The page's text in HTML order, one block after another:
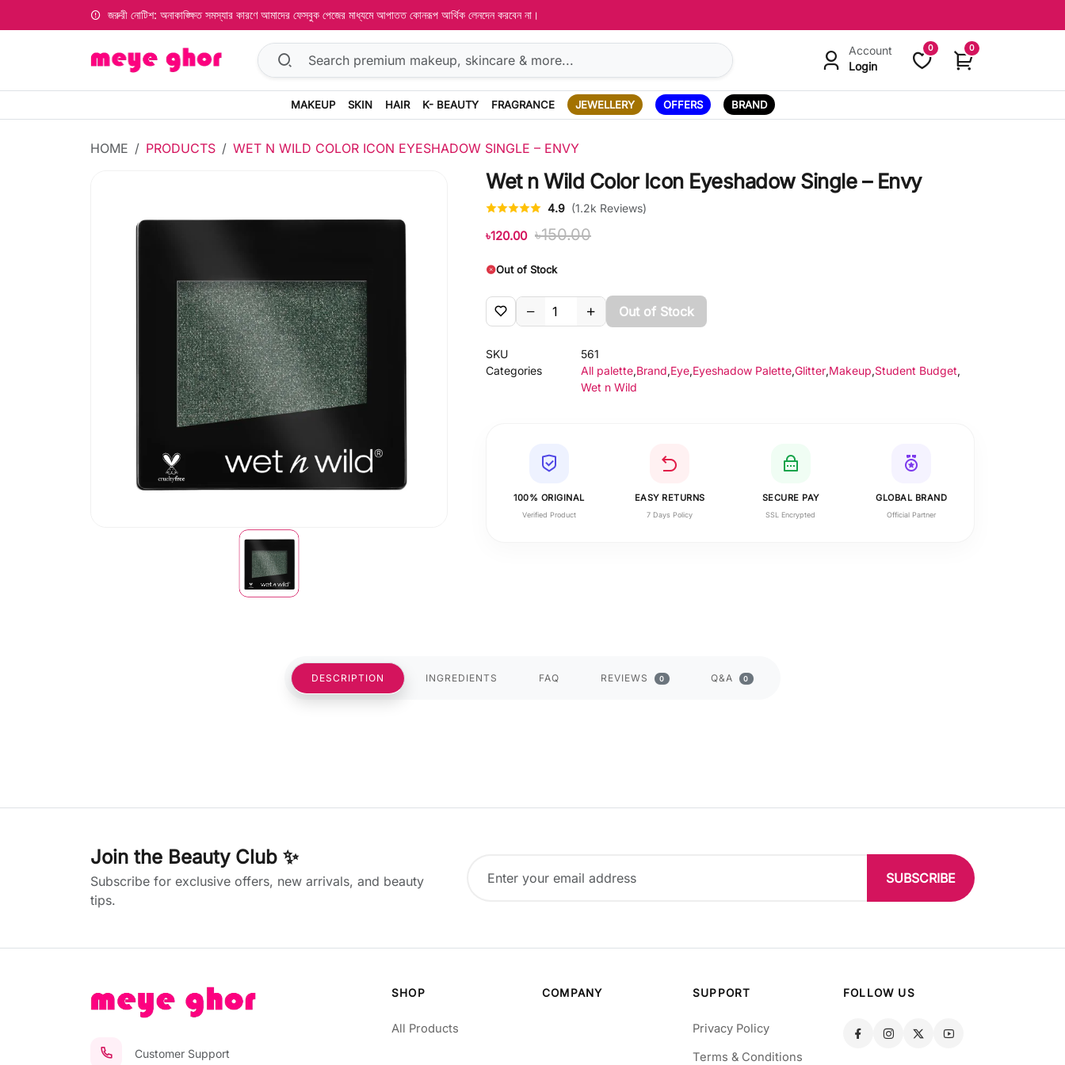
জরুরী নোটিশ: অনাকাঙ্ক্ষিত সমস্যার কারণে আমাদের ফেসবুক পেজের মাধ্যমে আপাতত কোনরূপ আর্থিক লেনদেন করবেন না।
Account
Login
0 0
MAKEUP SKIN HAIR K- BEAUTY FRAGRANCE JEWELLERY OFFERS BRAND
HOME PRODUCTS WET N WILD COLOR ICON EYESHADOW SINGLE – ENVY
Wet n Wild Color Icon Eyeshadow Single – Envy
4.9 (1.2k Reviews)
৳120.00 ৳150.00
Out of Stock
Out of Stock
SKU
561
Categories
All palette,Brand,Eye,Eyeshadow Palette,Glitter,Makeup,Student Budget,
Wet n Wild
100% ORIGINAL
Verified Product
EASY RETURNS
7 Days Policy
SECURE PAY
SSL Encrypted
GLOBAL BRAND
Official Partner
DESCRIPTION INGREDIENTS FAQ REVIEWS 0 Q&A 0
Join the Beauty Club ✨
Subscribe for exclusive offers, new arrivals, and beauty
tips.
SUBSCRIBE
Customer Support
SHOP
All Products
COMPANY SUPPORT
Privacy Policy
Terms & Conditions
FOLLOW US